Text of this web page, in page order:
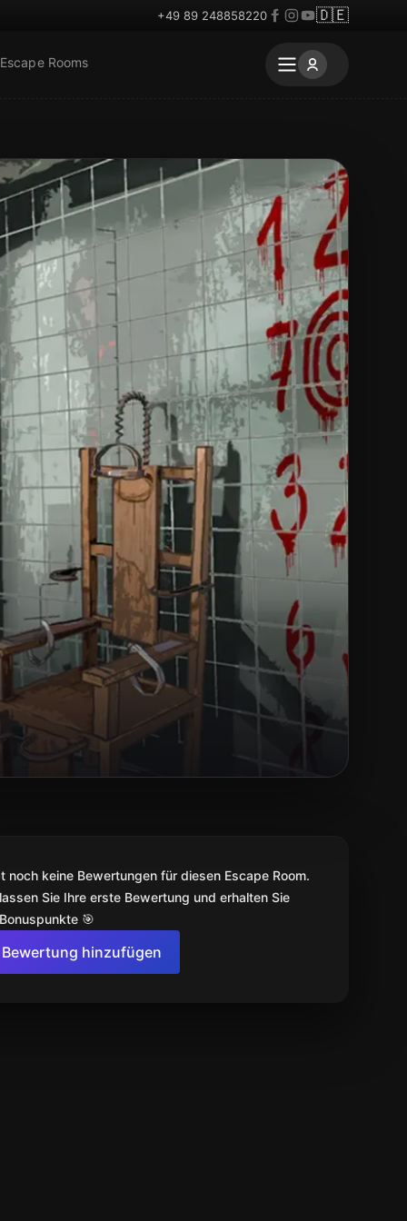
+49 89 248858220 🇩🇪
Rooms
noch keine Bewertungen für diesen Escape Room.
Sie Ihre erste Bewertung und erhalten Sie
🎯
Bewertung hinzufügen